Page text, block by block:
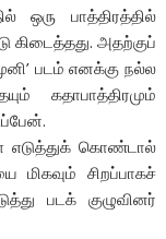
ஒரு பாத்திரத்தில்
கிடைத்தது. அதற்குப்
படம் எனக்கு நல்ல
கதாபாத்திரமும்
எடுத்துக் கொண்டால்
சிறப்பாகச்
படக் குழுவினர்